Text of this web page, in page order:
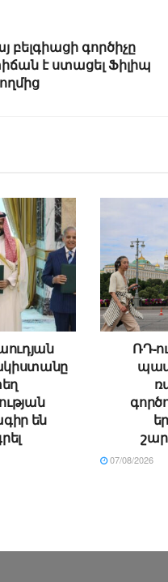
բելգիացի գործիչը
է ստացել Ֆիլիպ
են
ՌԴ-
07/08/2026